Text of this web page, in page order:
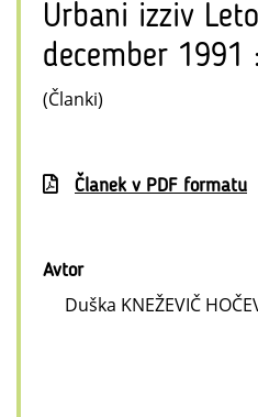
Urbani izziv
december 1991
(Članki)
Članek v PDF formatu
Avtor
Duška KNEŽEVIČ